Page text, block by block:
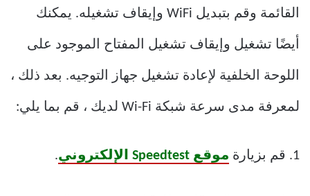
القائمة وقم بتبديل WiFi وإيقاف تشغيله. يمكنك
أيضًا تشغيل وإيقاف تشغيل المفتاح الموجود على
اللوحة الخلفية لإعادة تشغيل جهاز التوجيه. بعد ذلك ،
لمعرفة مدى سرعة شبكة Wi-Fi لديك ، قم بما يلي:
1. قم بزيارة موقع Speedtest الإلكتروني .